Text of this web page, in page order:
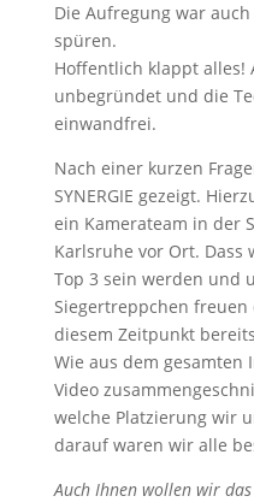
Die Aufregung war
spüren.
Hoffentlich klappt alles!
unbegründet und die
einwandfrei.
Nach einer kurzen
SYNERGIE gezeigt.
ein Kamerateam in der
Karlsruhe vor Ort.
Top 3 sein werden und
Siegertreppchen
diesem Zeitpunkt
Wie aus dem gesamten
Video
welche Platzierung wir
darauf waren wir alle
Auch Ihnen wollen wir